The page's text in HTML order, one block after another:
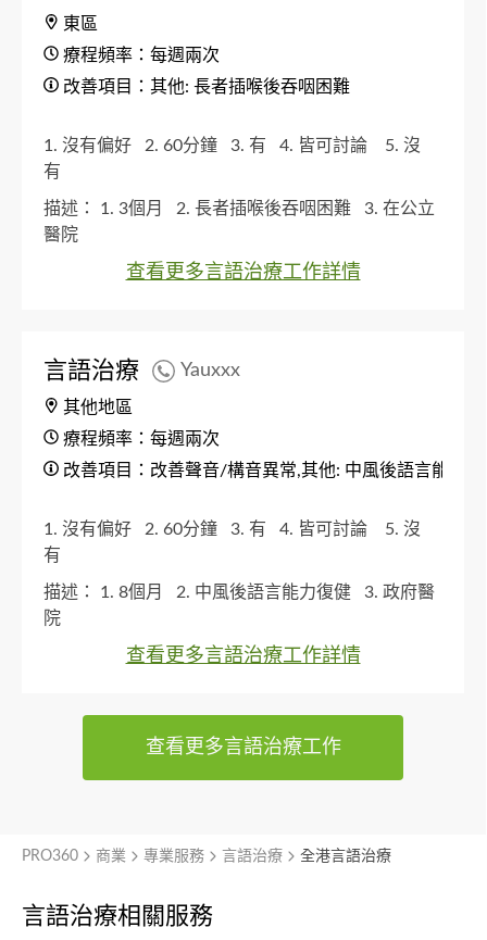
東區
療程頻率：每週兩次
改善項目：其他: 長者插喉後吞咽困難
1. 沒有偏好 2. 60分鐘 3. 有 4. 皆可討論
5. 沒
有
描述： 1. 3個月 2. 長者插喉後吞咽困難
3. 在公立
醫院
查看更多言語治療工作詳情
言語治療 Yauxxx
其他地區
療程頻率：每週兩次
改善項目：改善聲音/構音異常,其他: 中風後語言能力復
1. 沒有偏好 2. 60分鐘 3. 有 4. 皆可討論
5. 沒
有
描述： 1. 8個月 2. 中風後語言能力復健
3. 政府醫
院
查看更多言語治療工作詳情
查看更多言語治療工作
言語治療相關服務
PRO360 商業 專業服務 言語治療 全港言語治療